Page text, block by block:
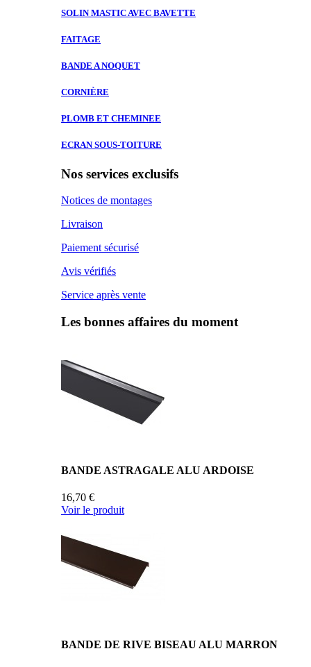
SOLIN MASTIC AVEC BAVETTE
FAITAGE
BANDE ANOQUET
CORNIÈRE
PLOMB ET CHEMINEE
ECRAN SOUS-TOITURE
Nos services exclusifs
Notices de montages
Livraison
Paiement sécurisé
Avis vérifiés
Service après vente
Les bonnes affaires du moment
BANDE ASTRAGALE ALU ARDOISE
16,70 €
Voir le produit
BANDE DE RIVE BISEAU ALU MARRON